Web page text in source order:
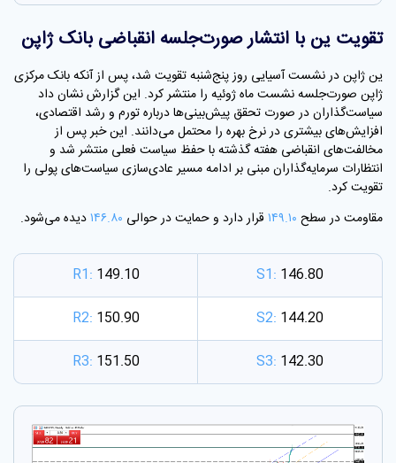
تقویت ین با انتشار صورت‌جلسه انقباضی بانک ژاپن
ین ژاپن در نشست آسیایی روز پنج‌شنبه تقویت شد، پس از آنکه بانک مرکزی
ژاپن صورت‌جلسه نشست ماه ژوئیه را منتشر کرد. این گزارش نشان داد
سیاست‌گذاران در صورت تحقق پیش‌بینی‌ها درباره تورم و رشد اقتصادی،
افزایش‌های بیشتری در نرخ بهره را محتمل می‌دانند. این خبر پس از
مخالفت‌های انقباضی هفته گذشته با حفظ سیاست فعلی منتشر شد و
انتظارات سرمایه‌گذاران مبنی بر ادامه مسیر عادی‌سازی سیاست‌های پولی را
تقویت کرد.
مقاومت در سطح ۱۴۹.۱۰ قرار دارد و حمایت در حوالی ۱۴۶.۸۰دیده می‌شود.
R1: 149.10 S1: 146.80
R2: 150.90 S2: 144.20
R3: 151.50 S3: 142.30